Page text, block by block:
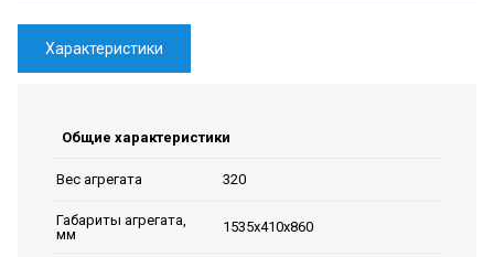
Характеристики
Общие характеристики
Вес агрегата 320
Габариты агрегата,
мм
1535х410х860